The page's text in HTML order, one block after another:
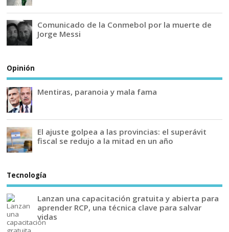
Comunicado de la Conmebol por la muerte de
Jorge Messi
Opinión
Mentiras, paranoia y mala fama
El ajuste golpea a las provincias: el superávit
fiscal se redujo a la mitad en un año
Tecnología
Lanzan una capacitación gratuita y abierta para
aprender RCP, una técnica clave para salvar
vidas